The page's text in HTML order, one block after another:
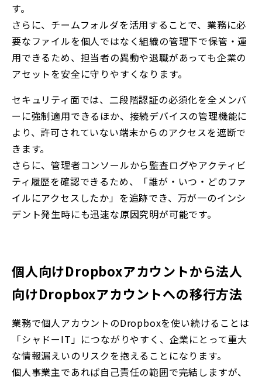
す。
さらに、チームフォルダを活用することで、業務に必
要なファイルを個人ではなく組織の管理下で保管・運
用できるため、担当者の異動や退職があっても企業の
アセットを安全に守りやすくなります。
セキュリティ面では、二段階認証の必須化を全メンバ
ーに強制適用できるほか、接続デバイスの管理機能に
より、許可されていない端末からのアクセスを遮断で
きます。
さらに、管理者コンソールから監査ログやアクティビ
ティ履歴を確認できるため、「誰が・いつ・どのファ
イルにアクセスしたか」を追跡でき、万が一のインシ
デント発生時にも迅速な原因究明が可能です。
個人向けDropboxアカウントから法人
向けDropboxアカウントへの移行方法
業務で個人アカウントのDropboxを使い続けることは
「シャドーIT」につながりやすく、企業にとって重大
な情報漏えいのリスクを抱えることになります。
個人事業主であれば自己責任の範囲で完結しますが、